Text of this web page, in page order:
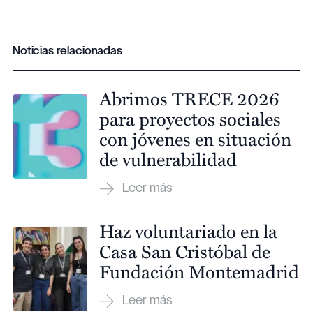
Noticias relacionadas
Abrimos TRECE 2026
para proyectos sociales
con jóvenes en situación
de vulnerabilidad
Haz voluntariado en la
Casa San Cristóbal de
Fundación Montemadrid